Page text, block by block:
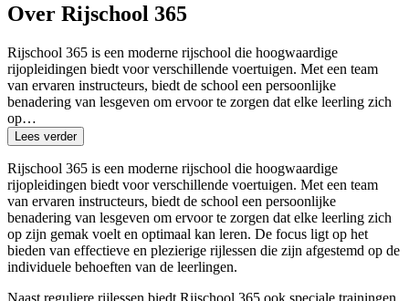
Over Rijschool 365
Rijschool 365 is een moderne rijschool die hoogwaardige
rijopleidingen biedt voor verschillende voertuigen. Met een team
van ervaren instructeurs, biedt de school een persoonlijke
benadering van lesgeven om ervoor te zorgen dat elke leerling zich
op…
Lees verder
Rijschool 365 is een moderne rijschool die hoogwaardige
rijopleidingen biedt voor verschillende voertuigen. Met een team
van ervaren instructeurs, biedt de school een persoonlijke
benadering van lesgeven om ervoor te zorgen dat elke leerling zich
op zijn gemak voelt en optimaal kan leren. De focus ligt op het
bieden van effectieve en plezierige rijlessen die zijn afgestemd op de
individuele behoeften van de leerlingen.
Naast reguliere rijlessen biedt Rijschool 365 ook speciale trainingen